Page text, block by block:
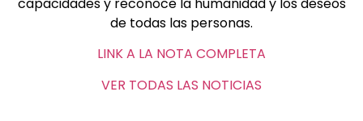
de todas las personas.
LINK A LA NOTA COMPLETA
VER TODAS LAS NOTICIAS